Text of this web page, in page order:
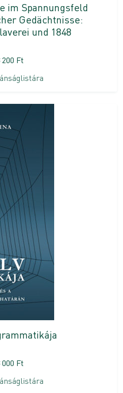
im Spannungsfeld
Gedächtnisse:
und 1848
200 Ft
000 Ft